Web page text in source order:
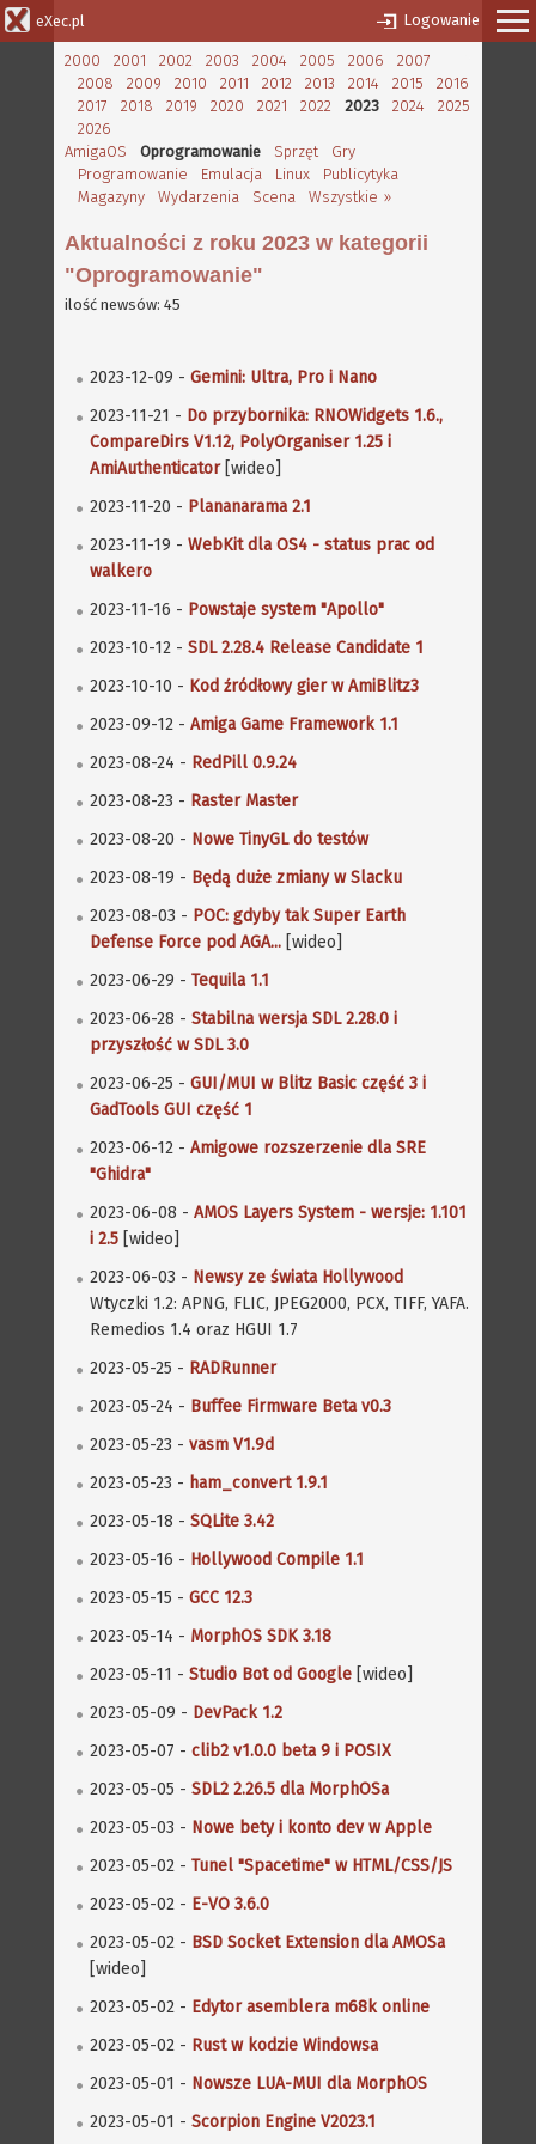
eXec.pl Logowanie
2000 2001 2002 2003 2004 2005 2006
2007
2008
2009 2010 2011 2012 2013 2014 2015
2016
2017
2018 2019 2020 2021 2022 2023 2024
2025
2026
AmigaOS
Oprogramowanie Sprzęt
Gry
Programowanie
Emulacja Linux
Publicytyka
Magazyny
Wydarzenia Scena Wszystkie »
Aktualności z roku 2023 w kategorii
"Oprogramowanie"
ilość newsów: 45
2023-12-09 - Gemini: Ultra, Pro i Nano
2023-11-21 - Do przybornika: RNOWidgets 1.6.,
CompareDirs V1.12, PolyOrganiser 1.25 i
AmiAuthenticator[wideo]
2023-11-20 - Plananarama 2.1
2023-11-19 - WebKit dla OS4 - status prac od
walkero
2023-11-16 - Powstaje system "Apollo"
2023-10-12 - SDL 2.28.4 Release Candidate 1
2023-10-10 - Kod źródłowy gier w AmiBlitz3
2023-09-12 - Amiga Game Framework 1.1
2023-08-24 - RedPill 0.9.24
2023-08-23 - Raster Master
2023-08-20 - Nowe TinyGL do testów
2023-08-19 - Będą duże zmiany w Slacku
2023-08-03 - POC: gdyby tak Super Earth
Defense Force pod AGA... [wideo]
2023-06-29 - Tequila 1.1
2023-06-28 - Stabilna wersja SDL 2.28.0 i
przyszłość w SDL 3.0
2023-06-25 - GUI/MUI w Blitz Basic część 3 i
GadTools GUI część 1
2023-06-12 - Amigowe rozszerzenie dla SRE
"Ghidra"
2023-06-08 - AMOS Layers System - wersje: 1.101
i 2.5 [wideo]
2023-06-03 - Newsy ze świata Hollywood
Wtyczki 1.2: APNG, FLIC, JPEG2000, PCX, TIFF, YAFA.
Remedios 1.4 oraz HGUI 1.7
2023-05-25 - RADRunner
2023-05-24 - Buffee Firmware Beta v0.3
2023-05-23 - vasm V1.9d
2023-05-23 - ham_convert 1.9.1
2023-05-18 - SQLite 3.42
2023-05-16 - Hollywood Compile 1.1
2023-05-15 - GCC 12.3
2023-05-14 - MorphOS SDK 3.18
2023-05-11 - Studio Bot od Google [wideo]
2023-05-09 - DevPack 1.2
2023-05-07 - clib2 v1.0.0 beta 9 i POSIX
2023-05-05 - SDL2 2.26.5 dla MorphOSa
2023-05-03 - Nowe bety i konto dev w Apple
2023-05-02 - Tunel "Spacetime" w HTML/CSS/JS
2023-05-02 - E-VO 3.6.0
2023-05-02 - BSD Socket Extension dla AMOSa
[wideo]
2023-05-02 - Edytor asemblera m68k online
2023-05-02 - Rust w kodzie Windowsa
2023-05-01 - Nowsze LUA-MUI dla MorphOS
2023-05-01 - Scorpion Engine V2023.1